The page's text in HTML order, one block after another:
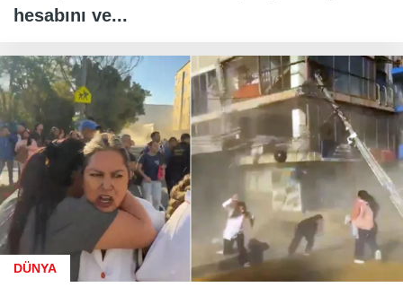
hesabını ve...
DÜNYA